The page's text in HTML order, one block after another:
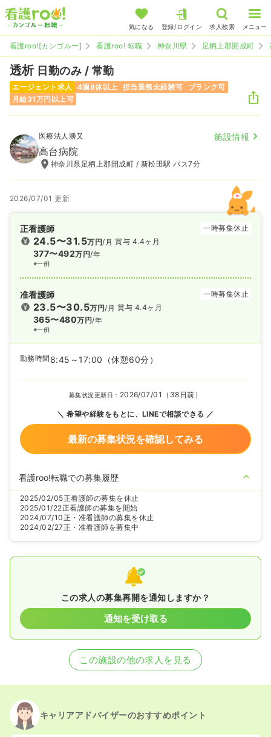
気になる 登録/ログイン 求人検索 メニュー
看護roo![カンゴルー] 看護roo! 転職 神奈川県 足柄上郡開成町
透析日勤のみ / 常勤
エージェント求人 4週8休以上 担当業務未経験可
ブランク可
月給31万円以上可
医療法人勝又 施設情報
高台病院
神奈川県足柄上郡開成町 / 新松田駅 バス7分
2026/07/01 更新
正看護師 一時募集休止
24.5〜31.5万円/月
377〜492万円/年
※一例
賞与 4.4ヶ月
准看護師 一時募集休止
23.5〜30.5万円/月
365〜480万円/年
※一例
賞与 4.4ヶ月
勤務時間 8:45～17:00 （休憩60分）
募集状況更新日： 2026/07/01（38日前）
希望や経験をもとに、LINEで相談できる
最新の募集状況を確認してみる
看護roo!転職での募集履歴
2025/02/05正看護師の募集を休止
2025/01/22正看護師の募集を開始
2024/07/10正・准看護師の募集を休止
2024/02/27正・准看護師を募集中
この求人の募集再開を通知しますか？
通知を受け取る
この施設の他の求人を見る
キャリアアドバイザーのおすすめポイント